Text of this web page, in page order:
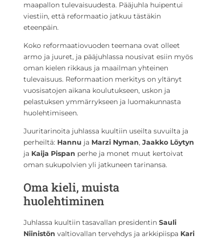
maapallon tulevaisuudesta. Pääjuhla huipentui
viestiin, että reformaatio jatkuu tästäkin
eteenpäin.
Koko reformaatiovuoden teemana ovat olleet
armo ja juuret, ja pääjuhlassa nousivat esiin myös
oman kielen rikkaus ja maailman yhteinen
tulevaisuus. Reformaation merkitys on yltänyt
vuosisatojen aikana koulutukseen, uskon ja
pelastuksen ymmärrykseen ja luomakunnasta
huolehtimiseen.
Juuritarinoita juhlassa kuultiin useilta suvuilta ja
perheiltä: Hannu ja Marzi Nyman, Jaakko Löytyn
ja Kaija Pispan perhe ja monet muut kertoivat
oman sukupolvien yli jatkuneen tarinansa.
Oma kieli, muista
huolehtiminen
Juhlassa kuultiin tasavallan presidentin Sauli
Niinistön valtiovallan tervehdys ja arkkipiispa Kari